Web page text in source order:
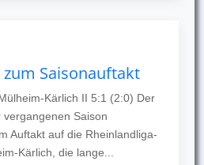
Saisonauftakt
Kärlich II 5:1 (2:0) Der
Saison
Auftakt auf die Rheinlandliga-
Kärlich, die lange...